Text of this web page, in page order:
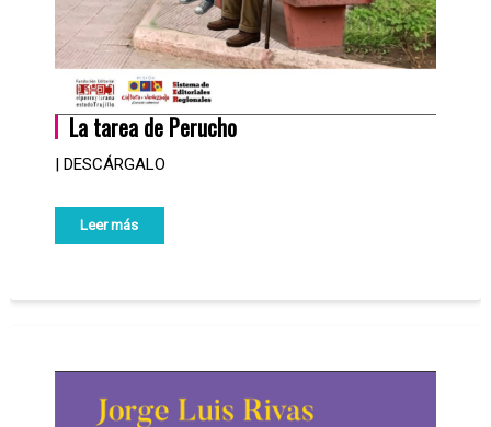
La tarea de Perucho
| DESCÁRGALO
Leer más